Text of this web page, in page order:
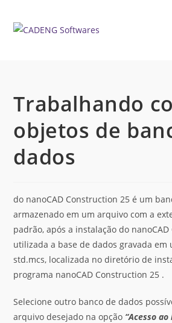
Trabalhando
objetos de
dados
do nanoCAD Construction 25 é um
armazenado em um arquivo com a
padrão, após a instalação do
utilizada a base de dados gravada em
std.mcs, localizada no diretório de
programa nanoCAD Construction 25 .
Selecione outro banco de dados
arquivo desejado na opção “Acesso